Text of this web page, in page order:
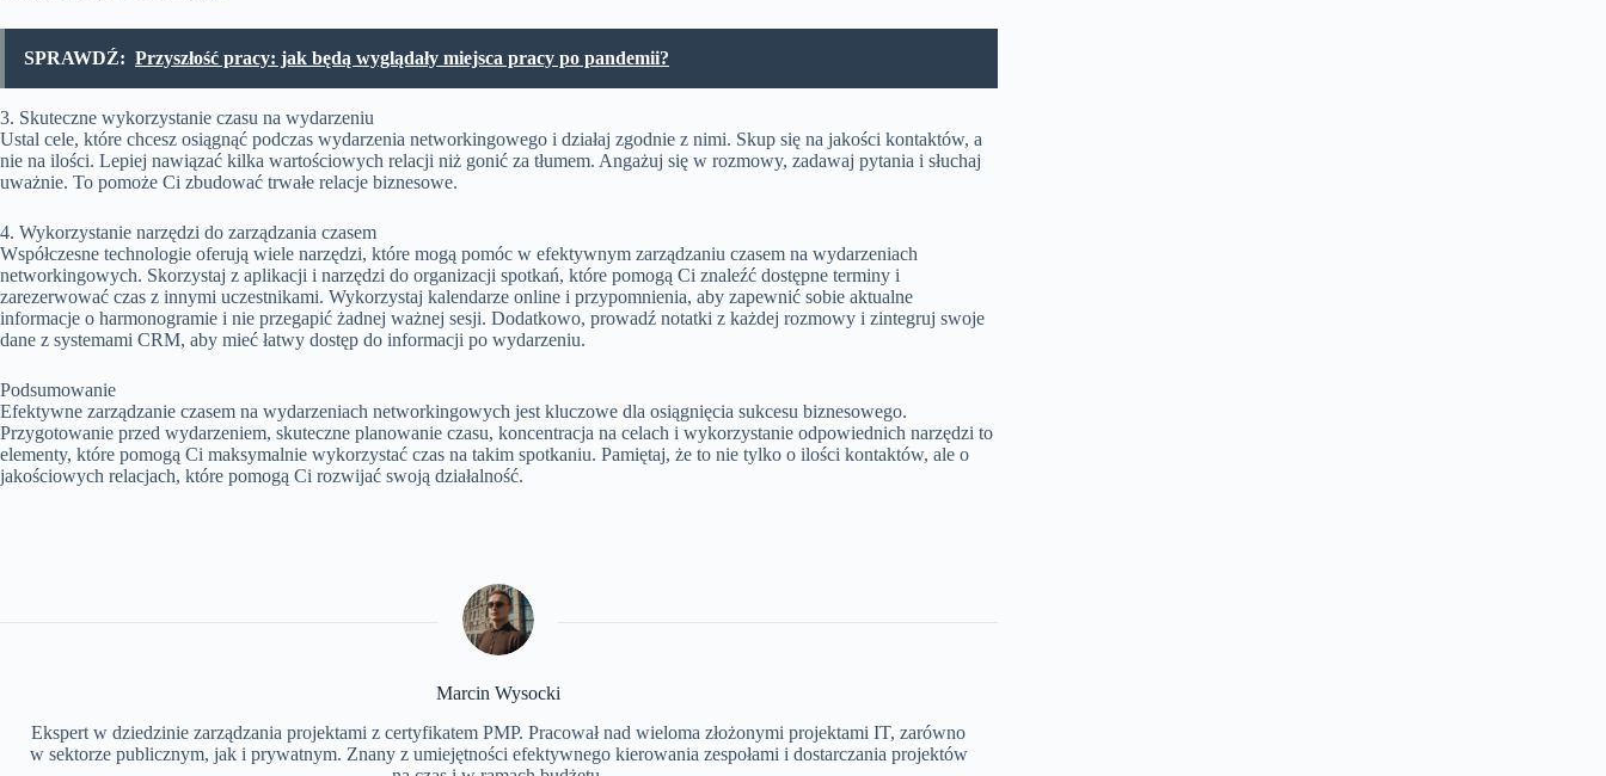
SPRAWDŹ: Przyszłość pracy: jak będą wyglądały miejsca pracy po pandemii?
3. Skuteczne wykorzystanie czasu na wydarzeniu
Ustal cele, które chcesz osiągnąć podczas wydarzenia networkingowego i działaj zgodnie z nimi. Skup się na jakości kontaktów, a
nie na ilości. Lepiej nawiązać kilka wartościowych relacji niż gonić za tłumem. Angażuj się w rozmowy, zadawaj pytania i słuchaj
uważnie. To pomoże Ci zbudować trwałe relacje biznesowe.
4. Wykorzystanie narzędzi do zarządzania czasem
Współczesne technologie oferują wiele narzędzi, które mogą pomóc w efektywnym zarządzaniu czasem na wydarzeniach
networkingowych. Skorzystaj z aplikacji i narzędzi do organizacji spotkań, które pomogą Ci znaleźć dostępne terminy i
zarezerwować czas z innymi uczestnikami. Wykorzystaj kalendarze online i przypomnienia, aby zapewnić sobie aktualne
informacje o harmonogramie i nie przegapić żadnej ważnej sesji. Dodatkowo, prowadź notatki z każdej rozmowy i zintegruj swoje
dane z systemami CRM, aby mieć łatwy dostęp do informacji po wydarzeniu.
Podsumowanie
Efektywne zarządzanie czasem na wydarzeniach networkingowych jest kluczowe dla osiągnięcia sukcesu biznesowego.
Przygotowanie przed wydarzeniem, skuteczne planowanie czasu, koncentracja na celach i wykorzystanie odpowiednich narzędzi to
elementy, które pomogą Ci maksymalnie wykorzystać czas na takim spotkaniu. Pamiętaj, że to nie tylko o ilości kontaktów, ale o
jakościowych relacjach, które pomogą Ci rozwijać swoją działalność.
Marcin Wysocki
Ekspert w dziedzinie zarządzania projektami z certyfikatem PMP. Pracował nad wieloma złożonymi projektami IT, zarówno
w sektorze publicznym, jak i prywatnym. Znany z umiejętności efektywnego kierowania zespołami i dostarczania projektów